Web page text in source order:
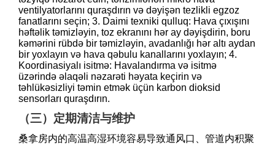
ventilyatorlarını quraşdırın və dəyişən tezlikli egzoz
fanatlarını seçin; 3. Daimi texniki qulluq: Hava çıxışını
həftəlik təmizləyin, toz ekranını hər ay dəyişdirin, boru
kəmərini rübdə bir təmizləyin, avadanlığı hər altı aydan
bir yoxlayın və hava qəbulu kanallarını yoxlayın; 4.
Koordinasiyalı isitmə: Havalandırma və isitmə
üzərində əlaqəli nəzarəti həyata keçirin və
təhlükəsizliyi təmin etmək üçün karbon dioksid
sensorları quraşdırın.
（三）定期清洁与维护
桑拿房内的高温高湿环境容易导致通风口、管道内积聚